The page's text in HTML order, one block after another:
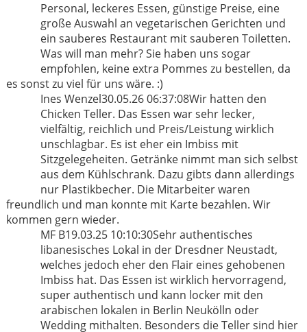
Personal, leckeres Essen, günstige Preise, eine
große Auswahl an vegetarischen Gerichten und
ein sauberes Restaurant mit sauberen Toiletten.
Was will man mehr? Sie haben uns sogar
empfohlen, keine extra Pommes zu bestellen, da
es sonst zu viel für uns wäre. :)
Ines Wenzel30.05.26 06:37:08Wir hatten den
Chicken Teller. Das Essen war sehr lecker,
vielfältig, reichlich und Preis/Leistung wirklich
unschlagbar. Es ist eher ein Imbiss mit
Sitzgelegeheiten. Getränke nimmt man sich selbst
aus dem Kühlschrank. Dazu gibts dann allerdings
nur Plastikbecher. Die Mitarbeiter waren
freundlich und man konnte mit Karte bezahlen. Wir
kommen gern wieder.
MF B19.03.25 10:10:30Sehr authentisches
libanesisches Lokal in der Dresdner Neustadt,
welches jedoch eher den Flair eines gehobenen
Imbiss hat. Das Essen ist wirklich hervorragend,
super authentisch und kann locker mit den
arabischen lokalen in Berlin Neukölln oder
Wedding mithalten. Besonders die Teller sind hier